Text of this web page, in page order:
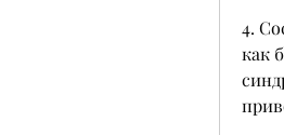
4.
как